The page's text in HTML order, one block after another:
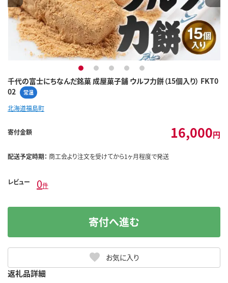
千代の富士にちなんだ銘菓 成屋菓子舗 ウルフ力餅（15個入り） FKT0
02
常温
1 2 3 4 5
北海道福島町
寄付金額 16,000円
配送予定時期： 商工会より注文を受けてから1ヶ月程度で発送
レビュー 0件
お気に入り
寄付へ進む
返礼品詳細